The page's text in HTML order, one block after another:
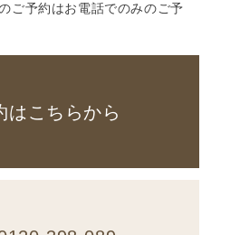
ご予約はお電話でのみのご予
はこちらから